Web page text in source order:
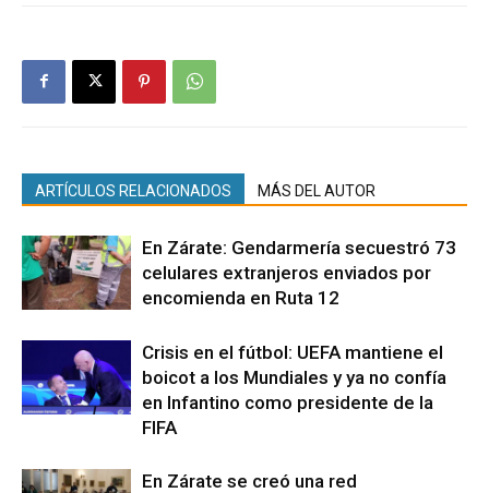
ARTÍCULOS RELACIONADOS MÁS DEL AUTOR
En Zárate: Gendarmería secuestró 73
celulares extranjeros enviados por
encomienda en Ruta 12
Crisis en el fútbol: UEFA mantiene el
boicot a los Mundiales y ya no confía
en Infantino como presidente de la
FIFA
En Zárate se creó una red